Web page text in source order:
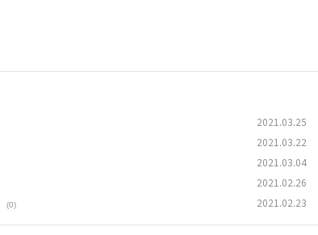
2021.03.25
2021.03.22
2021.03.04
2021.02.26
(0) 2021.02.23